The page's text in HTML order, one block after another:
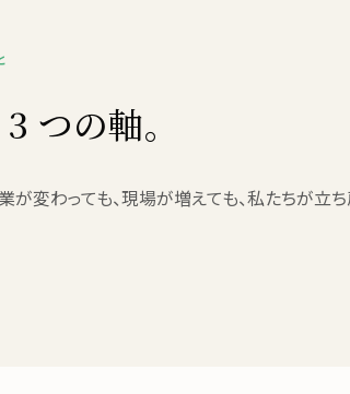
つの軸。
が変わっても、現場が増えても、私たちが立